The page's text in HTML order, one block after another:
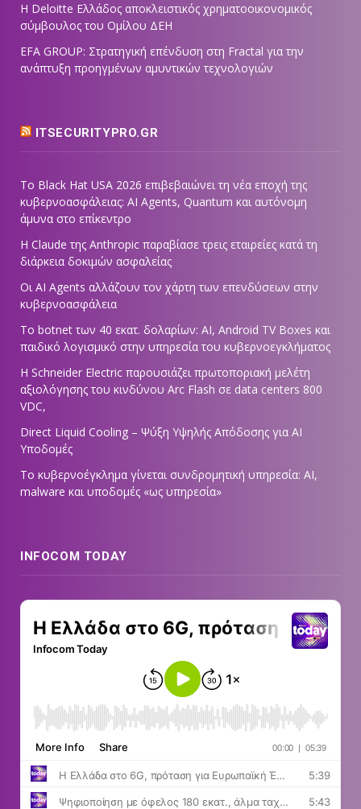
Η Deloitte Ελλάδος αποκλειστικός χρηματοοικονομικός
σύμβουλος του Ομίλου ΔΕΗ
EFA GROUP: Στρατηγική επένδυση στη Fractal για την
ανάπτυξη προηγμένων αμυντικών τεχνολογιών
ITSECURITYPRO.GR
Το Black Hat USA 2026 επιβεβαιώνει τη νέα εποχή της
κυβερνοασφάλειας: AI Agents, Quantum και αυτόνομη
άμυνα στο επίκεντρο
Η Claude της Anthropic παραβίασε τρεις εταιρείες κατά τη
διάρκεια δοκιμών ασφαλείας
Οι AI Agents αλλάζουν τον χάρτη των επενδύσεων στην
κυβερνοασφάλεια
Το botnet των 40 εκατ. δολαρίων: AI, Android TV Boxes και
παιδικό λογισμικό στην υπηρεσία του κυβερνοεγκλήματος
Η Schneider Electric παρουσιάζει πρωτοποριακή μελέτη
αξιολόγησης του κινδύνου Arc Flash σε data centers 800
VDC,
Direct Liquid Cooling – Ψύξη Υψηλής Απόδοσης για AI
Υποδομές
Το κυβερνοέγκλημα γίνεται συνδρομητική υπηρεσία: AI,
malware και υποδομές «ως υπηρεσία»
INFOCOM TODAY